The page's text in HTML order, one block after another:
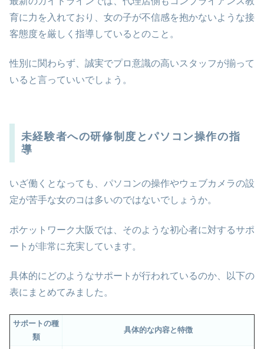
育に力を入れており、女の子が不信感を抱かないような接
客態度を厳しく指導しているとのこと。
性別に関わらず、誠実でプロ意識の高いスタッフが揃って
いると言っていいでしょう。
未経験者への研修制度とパソコン操作の指
導
いざ働くとなっても、パソコンの操作やウェブカメラの設
定が苦手な女のコは多いのではないでしょうか。
ポケットワーク大阪では、そのような初心者に対するサポ
ートが非常に充実しています。
具体的にどのようなサポートが行われているのか、以下の
表にまとめてみました。
サポートの種
類
具体的な内容と特徴